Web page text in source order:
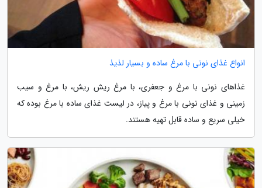
انواع غذای نونی با مرغ ساده و بسیار لذیذ
غذاهای نونی با مرغ و جعفری، با مرغ ریش ریش، با مرغ و سیب
زمینی و غذای نونی با مرغ و پیاز، در لیست غذای ساده با مرغ بوده که
خیلی سریع و ساده قابل تهیه هستند.